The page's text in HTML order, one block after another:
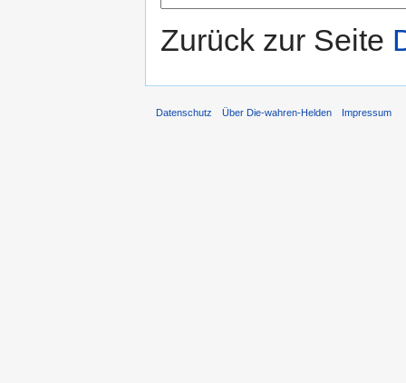
Zurück zur Seite
Datenschutz Über Die-wahren-Helden Impressum